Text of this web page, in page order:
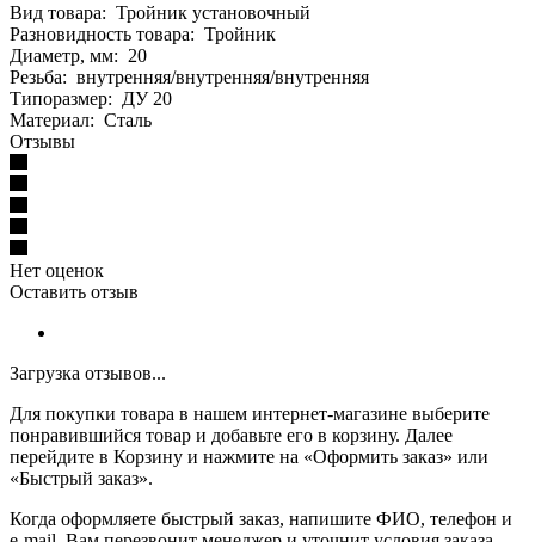
Вид товара: Тройник установочный
Разновидность товара: Тройник
Диаметр, мм: 20
Резьба: внутренняя/внутренняя/внутренняя
Типоразмер: ДУ 20
Материал: Сталь
Отзывы
Нет оценок
Оставить отзыв
Загрузка отзывов...
Для покупки товара в нашем интернет-магазине выберите
понравившийся товар и добавьте его в корзину. Далее
перейдите в Корзину и нажмите на «Оформить заказ» или
«Быстрый заказ».
Когда оформляете быстрый заказ, напишите ФИО, телефон и